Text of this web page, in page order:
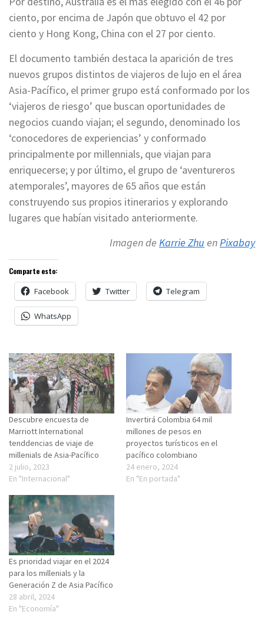
ciento, por encima de Japón que obtuvo el 42 por
ciento y Hong Kong, China con el 27 por ciento.
El documento también destaca la aparición de tres
nuevos grupos distintos de viajeros de lujo en el área
Asia-Pacífico, el primer grupo está conformado por los
‘viajeros de riesgo’ que buscan oportunidades de
negocios cuando viajan; el segundo, denominado los
‘conocedores de experiencias’ y conformado
principalmente por millennials, que viajan para
enriquecerse; y por último, el grupo de ‘aventureros
atemporales’, mayores de 65 años que están
construyendo sus propios itinerarios y explorando
lugares que habían visitado anteriormente.
Imagen de Karrie Zhu enPixabay
Comparte esto:
Facebook Twitter Telegram
WhatsApp
Descubre encuesta de
Marriott International
tenddencias de viaje de
millenials de Asia-Pacífico
2 julio, 2023
En "Internacional"
Invertirá Colombia 64 mil
millones de pesos en
proyectos turísticos en el
pacífico colombiano
24 enero, 2024
En "En portada"
Es prioridad viajar en el 2024
para los millenials y la
Generación Z de Asia Pacífico
28 abril, 2024
En "Economía"